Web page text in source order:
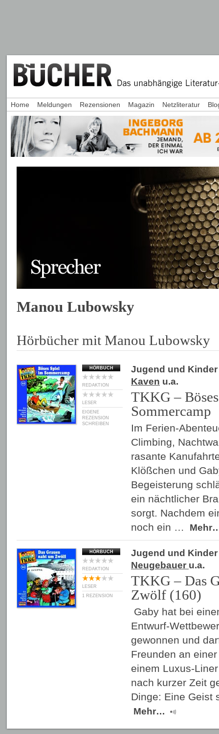
Manou Lubowsky
Hörbücher mit Manou Lubowsky
HÖRBUCH
REDAKTION
LESER
EIGENE
REZENSION
SCHREIBEN
Jugend und Kinder
Kaven u.a.
TKKG –
Sommercamp
Im Ferien-
Climbing,
rasante
Klößchen und
Begeisterung
ein nächtlicher
sorgt. Nachdem
noch ein …
HÖRBUCH
REDAKTION
LESER
1 REZENSION
Jugend und Kinder
Neugebauer u.a.
TKKG – Das
Zwölf (160)
Gaby hat bei
Entwurf-
gewonnen und
Freunden an
einem Luxus-
nach kurzer Zeit
Dinge: Eine Geist
Mehr…
Home Meldungen Rezensionen Magazin Netzliteratur